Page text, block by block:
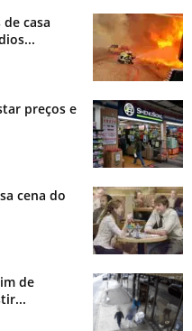
casa
preços e
cena do
de